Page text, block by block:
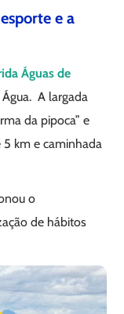
e a
Águas de
A largada
da pipoca” e
km e caminhada
o
de hábitos